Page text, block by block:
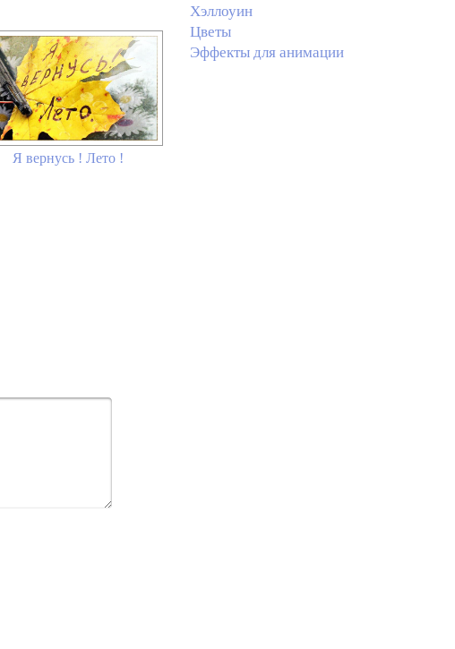
Я вернусь ! Лето !
Хэллоуин
Цветы
Эффекты для анимации